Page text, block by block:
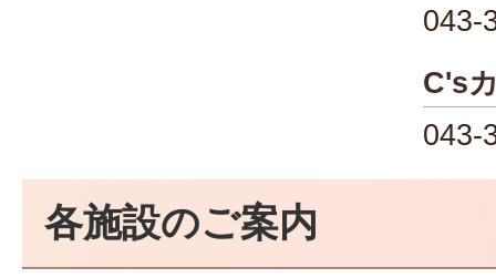
043-
C's
043-
各施設のご案内